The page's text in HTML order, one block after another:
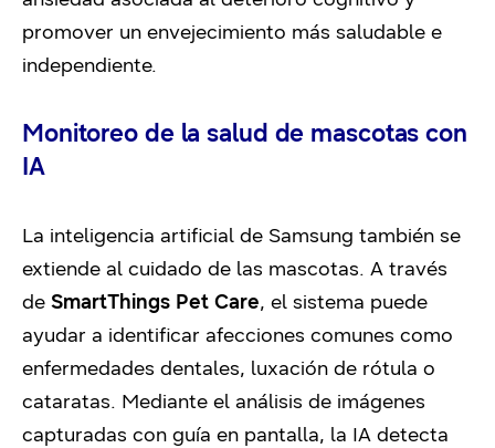
promover un envejecimiento más saludable e
independiente.
Monitoreo de la salud de mascotas con
IA
La inteligencia artificial de Samsung también se
extiende al cuidado de las mascotas. A través
de SmartThings Pet Care, el sistema puede
ayudar a identificar afecciones comunes como
enfermedades dentales, luxación de rótula o
cataratas. Mediante el análisis de imágenes
capturadas con guía en pantalla, la IA detecta